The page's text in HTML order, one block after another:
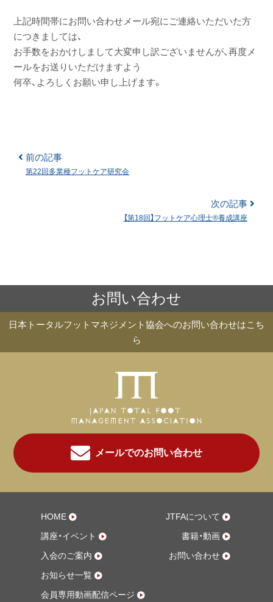
上記時間帯にお問い合わせメール宛にご連絡いただいた方
につきましては、
お手数をおかけしまして大変申し訳ございませんが、再度メ
ールをお送りいただけますよう
何卒、よろしくお願い申し上げます。
投
稿
前の記事
第22回多業種フットケア研究会
【第18回】フットケア心理士®養成講座
次の記事
お問い合わせ
日本トータルフットマネジメント協会へのお問い合わせはこち
ら
メールでのお問い合わせ
HOME
JTFAについて
講座・イベント
書籍・動画
入会のご案内
お問い合わせ
お知らせ一覧
会員専用動画配信ページ